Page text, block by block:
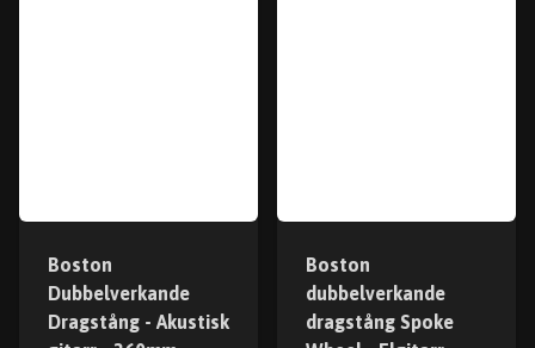
Boston
Dubbelverkande
Dragstång - Akustisk
Boston
dubbelverkande
dragstång Spoke